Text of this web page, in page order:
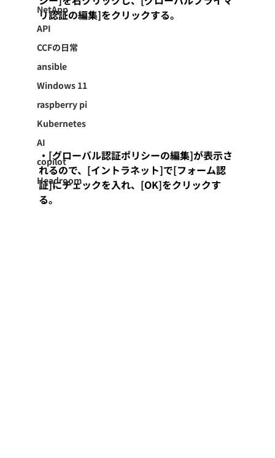
NetApp
API
CCFの日常
ansible
Windows 11
raspberry pi
Kubernetes
AI
copilot
Headroom
リ認証の編集]をクリックする。
・[グローバル認証ポリシーの編集]が表示さ
れるので、[イントラネット]で[フォーム認
証]にチェックを入れ、[OK]をクリックす
る。